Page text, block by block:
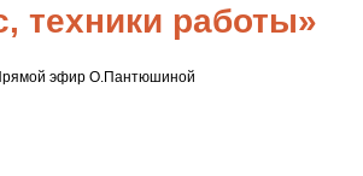
техники работы»
эфир О.Пантюшиной